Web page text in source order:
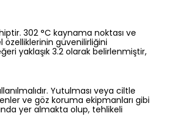
302 °C kaynama noktası ve
güvenilirliğini
yaklaşık 3.2 olarak belirlenmiştir,
Yutulması veya ciltle
ve göz koruma ekipmanları gibi
yer almakta olup, tehlikeli